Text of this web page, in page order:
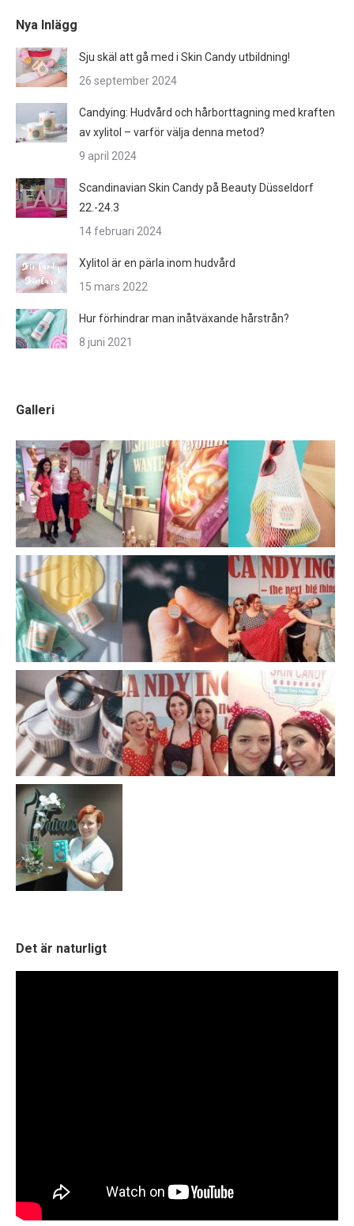
Nya Inlägg
Sju skäl att gå med i Skin Candy utbildning!
26 september 2024
Candying: Hudvård och hårborttagning med kraften
av xylitol – varför välja denna metod?
9 april 2024
Scandinavian Skin Candy på Beauty Düsseldorf
22.-24.3
14 februari 2024
Xylitol är en pärla inom hudvård
15 mars 2022
Hur förhindrar man inåtväxande hårstrån?
8 juni 2021
Galleri
Det är naturligt